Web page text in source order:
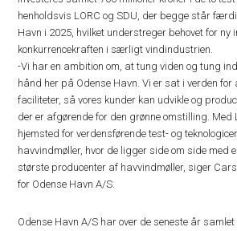
henholdsvis LORC og SDU, der begge står
Havn i 2025, hvilket understreger behovet for ny
konkurrencekraften i særligt vindindustrien.
-Vi har en ambition om, at tung viden og tung
hånd her på Odense Havn. Vi er sat i verden
faciliteter, så vores kunder kan udvikle og
der er afgørende for den grønne omstilling. Med
hjemsted for verdensførende test- og
havvindmøller, hvor de ligger side om side med
største producenter af havvindmøller, siger
for Odense Havn A/S.
Odense Havn A/S har over de seneste år